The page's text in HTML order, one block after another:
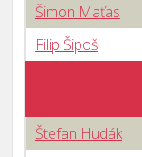
Šimon Maťas
Filip Šipoš
Štefan Hudák